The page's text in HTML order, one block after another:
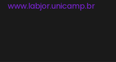
www.labjor.unicamp.br